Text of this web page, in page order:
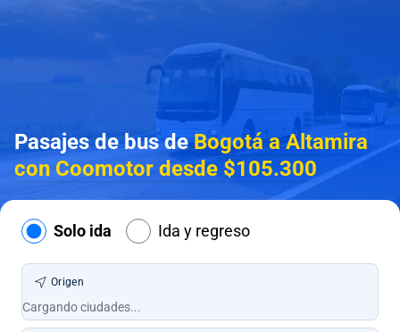
Pasajes de bus deBogotá a Altamira
con Coomotor desde $105.300
Solo ida Ida y regreso
Origen